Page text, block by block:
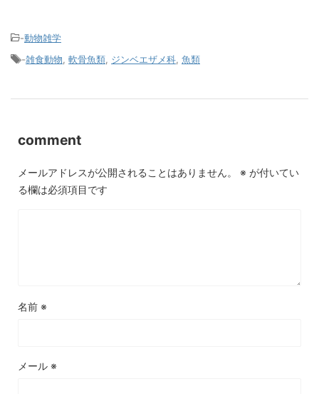
-動物雑学
-雑食動物 軟骨魚類 ジンベエザメ科 魚類
comment
メールアドレスが公開されることはありません。 ※ が付いてい
る欄は必須項目です
名前 ※
メール ※